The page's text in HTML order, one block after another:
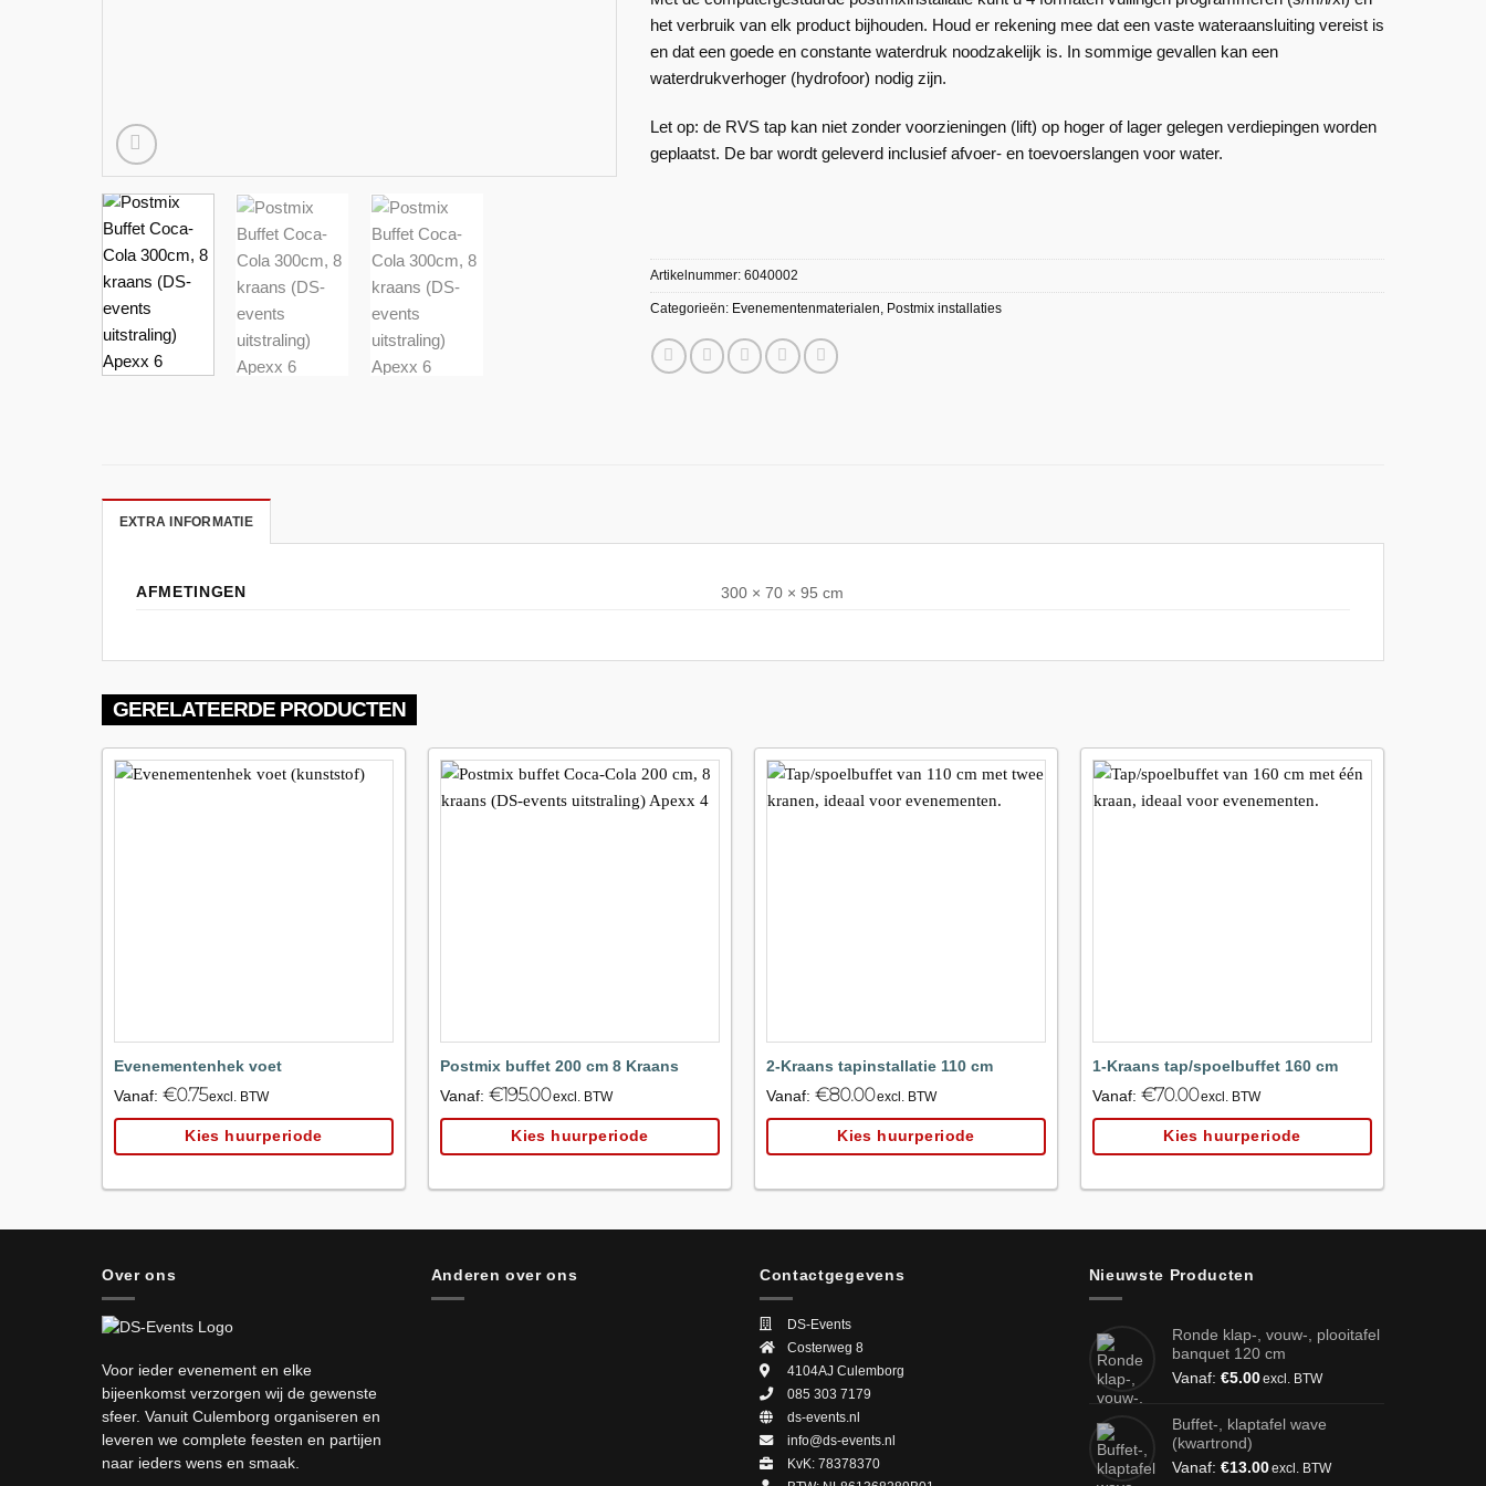
het verbruik van elk product bijhouden. Houd er rekening mee dat een vaste wateraansluiting vereist is
en dat een goede en constante waterdruk noodzakelijk is. In sommige gevallen kan een
waterdrukverhoger (hydrofoor) nodig zijn.
Let op: de RVS tap kan niet zonder voorzieningen (lift) op hoger of lager gelegen verdiepingen worden
geplaatst. De bar wordt geleverd inclusief afvoer- en toevoerslangen voor water.
Artikelnummer: 6040002
Categorieën: Evenementenmaterialen, Postmix installaties
EXTRA INFORMATIE
AFMETINGEN 300 × 70 × 95 cm
GERELATEERDE PRODUCTEN
Evenementenhek voet
Vanaf: €0.75excl. BTW
Kies huurperiode
Postmix buffet 200 cm 8 Kraans
Vanaf: €195.00excl. BTW
Kies huurperiode
2-Kraans tapinstallatie 110 cm
Vanaf: €80.00excl. BTW
Kies huurperiode
1-Kraans tap/spoelbuffet 160 cm
Vanaf: €70.00excl. BTW
Kies huurperiode
Over ons
Voor ieder evenement en elke
bijeenkomst verzorgen wij de gewenste
sfeer. Vanuit Culemborg organiseren en
leveren we complete feesten en partijen
naar ieders wens en smaak.
Anderen over ons Contactgegevens
DS-Events
Costerweg 8
4104AJ Culemborg
085 303 7179
ds-events.nl
info@ds-events.nl
KvK: 78378370
Nieuwste Producten
Ronde klap-, vouw-, plooitafel
banquet 120 cm
Vanaf: €5.00excl. BTW
Buffet-, klaptafel wave
(kwartrond)
Vanaf: €13.00excl. BTW